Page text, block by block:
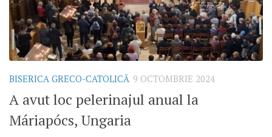
BISERICA GRECO-CATOLICĂ 9 OCTOMBRIE 2024
A avut loc pelerinajul anual la
Máriapócs, Ungaria